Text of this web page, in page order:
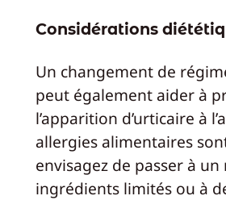
Considérations
Un changement de
peut également aider à
l’apparition d’urticaire à
allergies alimentaires
envisagez de passer à un
ingrédients limités ou à